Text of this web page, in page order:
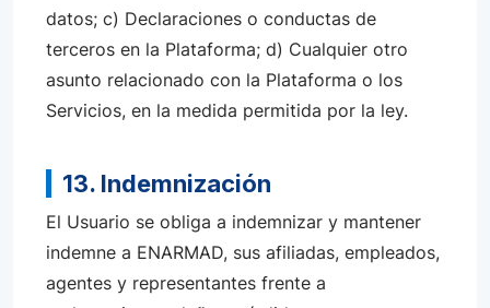
datos; c) Declaraciones o conductas de
terceros en la Plataforma; d) Cualquier otro
asunto relacionado con la Plataforma o los
Servicios, en la medida permitida por la ley.
13. Indemnización
El Usuario se obliga a indemnizar y mantener
indemne a ENARMAD, sus afiliadas, empleados,
agentes y representantes frente a